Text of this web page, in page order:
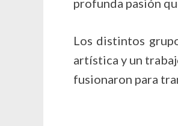
profunda pasión
Los distintos
artística y un
fusionaron para